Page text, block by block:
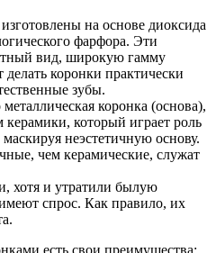
на основе диоксида
фарфора. Эти
вид, широкую гамму
делать коронки практически
зубы.
коронка (основа),
который играет роль
неэстетичную основу.
чем керамические, служат
хотя и утратили былую
спрос. Как правило, их